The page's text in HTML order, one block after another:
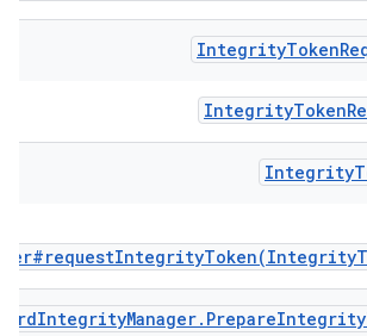
IntegrityToken
Integrity
IntegrityManager. PrepareIntegrity